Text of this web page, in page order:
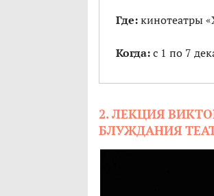
Где:кинотеатры
Когда:с 1 по 7
2. ЛЕКЦИЯ
БЛУЖДАНИЯ